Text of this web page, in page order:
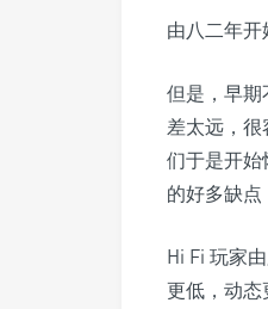
由八二年开
但是，早期
差太远，
们于是开始
的好多缺点
Hi Fi 玩家
更低，动态